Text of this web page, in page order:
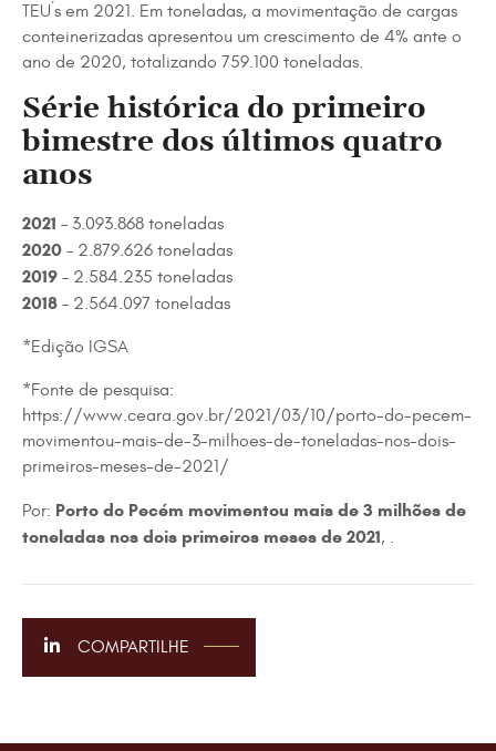
TEU´s em 2021. Em toneladas, a movimentação de cargas
conteinerizadas apresentou um crescimento de 4% ante o
ano de 2020, totalizando 759.100 toneladas.
Série histórica do primeiro
bimestre dos últimos quatro
anos
2021 – 3.093.868 toneladas
2020 – 2.879.626 toneladas
2019 – 2.584.235 toneladas
2018 – 2.564.097 toneladas
*Edição IGSA
*Fonte de pesquisa:
https://www.ceara.gov.br/2021/03/10/porto-do-pecem-
movimentou-mais-de-3-milhoes-de-toneladas-nos-dois-
primeiros-meses-de-2021/
Por: Porto do Pecém movimentou mais de 3 milhões de
toneladas nos dois primeiros meses de 2021, .
COMPARTILHE